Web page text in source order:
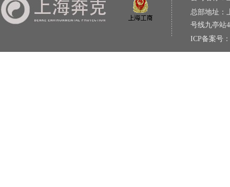
总部地址：
号线九亭站
ICP备案号：